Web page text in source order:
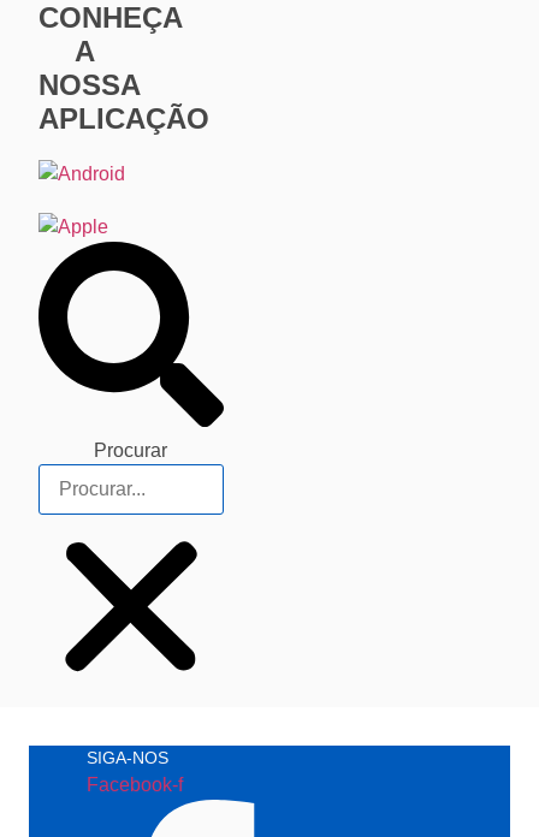
CONHEÇA
A
NOSSA
APLICAÇÃO
Procurar
SIGA-NOS
Facebook-f